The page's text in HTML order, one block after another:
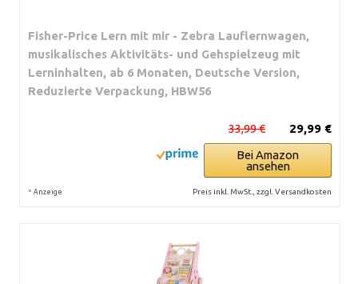
Fisher-Price Lern mit mir - Zebra Lauflernwagen,
musikalisches Aktivitäts- und Gehspielzeug mit
Lerninhalten, ab 6 Monaten, Deutsche Version,
Reduzierte Verpackung, HBW56
29,99 €
33,99 €
Bei Amazon
ansehen
* Anzeige Preis inkl. MwSt., zzgl. Versandkosten